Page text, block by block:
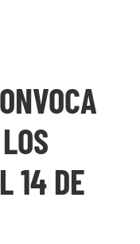
14 DE